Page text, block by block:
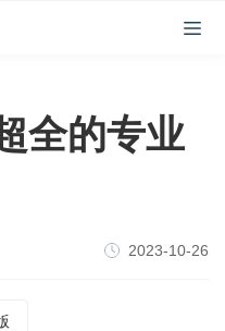
全的专业
2023-10-26